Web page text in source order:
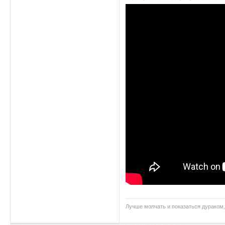
Лучше молчать и показаться